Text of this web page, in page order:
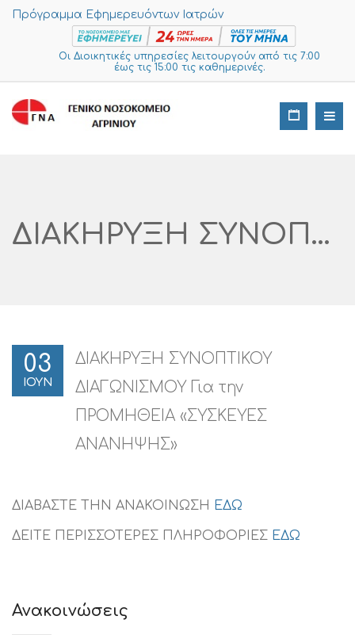
Πρόγραμμα Εφημερευόντων Ιατρών
Οι Διοικητικές υπηρεσίες λειτουργούν από τις 7:00
έως τις 15:00 τις καθημερινές.
ΔΙΑΚΗΡΥΞΗ ΣΥΝΟΠΤΙΚΟΥ ΔΙΑΓΩΝΙΣΜΟΥ Για Την ΠΡΟΜΗΘΕΙΑ «ΣΥΣΚΕΥΕΣ ΑΝΑΝΗΨΗΣ»
03
ΙΟΥΝ
ΔΙΑΚΗΡΥΞΗ ΣΥΝΟΠΤΙΚΟΥ
ΔΙΑΓΩΝΙΣΜΟΥ Για την
ΠΡΟΜΗΘΕΙΑ «ΣΥΣΚΕΥΕΣ
ΑΝΑΝΗΨΗΣ»
ΔΙΑΒΑΣΤΕ ΤΗΝ ΑΝΑΚΟΙΝΩΣΗ ΕΔΩ
ΔΕΙΤΕ ΠΕΡΙΣΣΟΤΕΡΕΣ ΠΛΗΡΟΦΟΡΙΕΣ ΕΔΩ
Ανακοινώσεις